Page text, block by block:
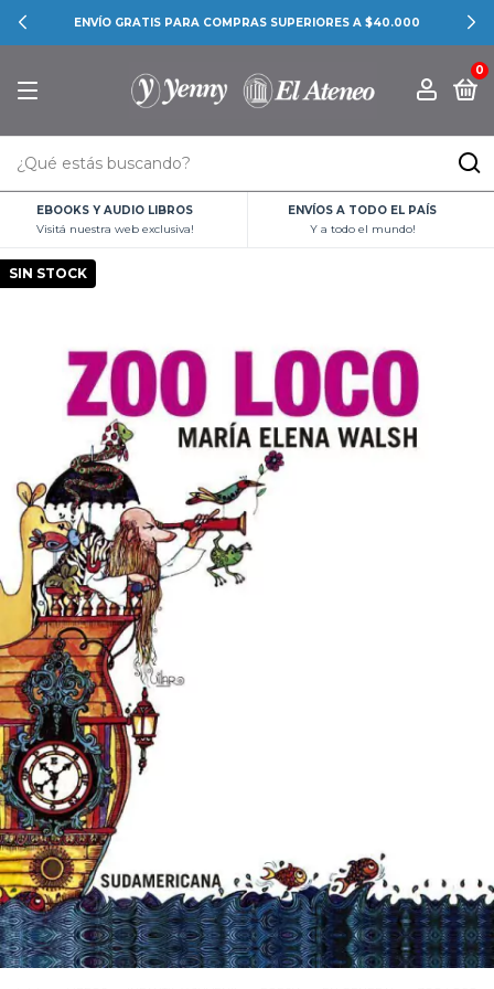
ENVÍO GRATIS PARA COMPRAS SUPERIORES A $40.000
0
EBOOKS Y AUDIO LIBROS
Visitá nuestra web exclusiva!
ENVÍOS A TODO EL PAÍS
Y a todo el mundo!
SIN STOCK